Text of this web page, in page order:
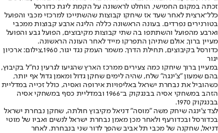
זכתה במקום החמישי, הוחלט לראשונה על הקמת ליגת כדורסל
כלל־ארצית לאחר שעד אז שיחקו קבוצות שהשתייכו למרכזי מכבי והפועל
בטורנירים נפרדים. בעונה הראשונה כללה הליגה ארבע קבוצות ממכבי
וארבע מהפועל והשתתפו בה שתי קבוצות מקיבוצים, הפועל גבע והפועל
מעיין ברוך, אולם שתיהן התפרקו מייד לאחר העונה הראשונה.
כדורסל בקיבוצים, תחילת הדרך. משמר העמק נגד יגור, 1960,צילום: ארכיון
יגור
במעיין ברוך שיחקו כמה צעירים ממרכז הארץ שהגיעו לגרעין נח"ל בקיבוץ,
בהם שמעון "צ'ינגה" שלח, שהיה לימים שחקן גדול ומאמן גדול אף יותר,
כשהוביל את נבחרת ישראל באליפויות אירופה ואסיה, כולל זכייה במדליית
הזהב במשחקי אסיה בבנגקוק ב־1966 ובמדליית כסף במשחקי אסיה
בבנגקוק 1970.
לצד צ'ינגה שיחק משה "מוסה" דניאל מקיבוץ חולתה, שחקן נבחרת ישראל
בכדורסל ובכדורעף ולאחר מכן מאמן נבחרת ישראל לנשים ואביו של מוטי
דניאל, שחקנה של מכבי תל אביב שהפך לדור שני בנבחרת. לאחר